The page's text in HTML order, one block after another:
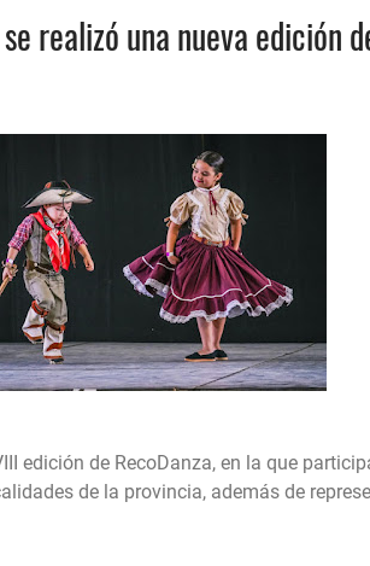
realizó una nueva edición
edición de RecoDanza, en la que
de la provincia, además de